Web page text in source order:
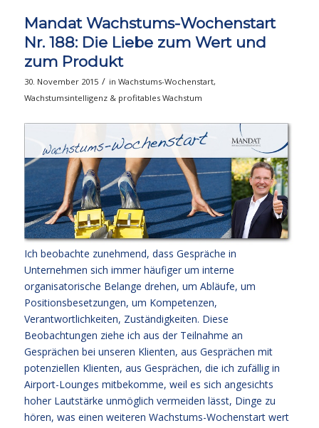
Mandat Wachstums-Wochenstart
Nr. 188: Die Liebe zum Wert und
zum Produkt
30. November 2015 / in Wachstums-Wochenstart,
Wachstumsintelligenz & profitables Wachstum
Ich beobachte zunehmend, dass Gespräche in
Unternehmen sich immer häufiger um interne
organisatorische Belange drehen, um Abläufe, um
Positionsbesetzungen, um Kompetenzen,
Verantwortlichkeiten, Zuständigkeiten. Diese
Beobachtungen ziehe ich aus der Teilnahme an
Gesprächen bei unseren Klienten, aus Gesprächen mit
potenziellen Klienten, aus Gesprächen, die ich zufällig in
Airport-Lounges mitbekomme, weil es sich angesichts
hoher Lautstärke unmöglich vermeiden lässt, Dinge zu
hören, was einen weiteren Wachstums-Wochenstart wert